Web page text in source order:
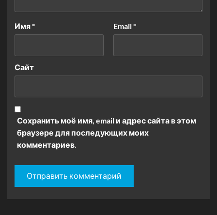
Имя* Email*
Сайт
Сохранить моё имя, email и адрес сайта в этом
браузере для последующих моих
комментариев.